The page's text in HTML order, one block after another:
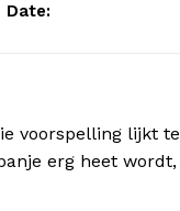
Date:
voorspelling lijkt te
erg heet wordt,